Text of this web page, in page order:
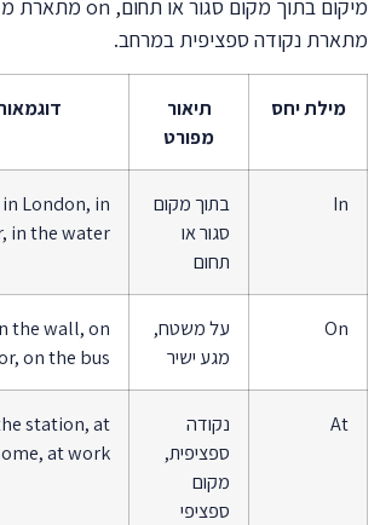
מתארת נקודה ספציפית במרחב.
מילת יחס
תיאור
מפורט
In
בתוך מקום
סגור או
תחום
London, in
in the water
On
על משטח,
מגע ישיר
the wall, on
on the bus
At
נקודה
ספציפית,
מקום
ספציפי
station, at
at work